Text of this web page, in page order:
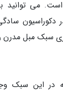
می توانید
دکوراسیون
سبک مبل مدرن
در این سبک